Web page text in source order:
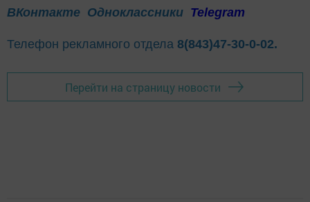
ВКонтакте Одноклассники Telegram
Телефон рекламного отдела 8(843)47-30-0-02.
Перейти на страницу новости